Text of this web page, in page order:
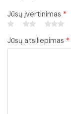
Jūsų įvertinimas *
Jūsų atsiliepimas *